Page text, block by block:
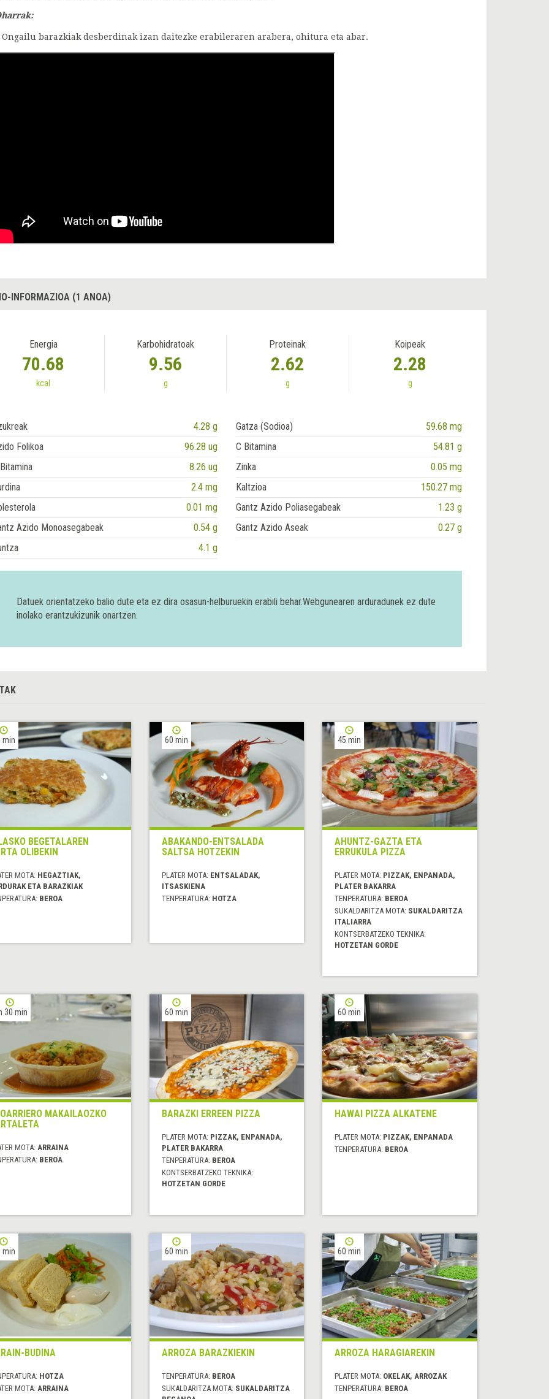
Ongailu barazkiak desberdinak izan daitezke erabileraren arabera, ohitura eta abar.
INFORMAZIOA (1 ANOA)
Energia
70.68
kcal
Karbohidratoak
9.56
g
Proteinak
2.62
g
Koipeak
2.28
g
4.28 g Gatza (Sodioa)
59.68 mg
Folikoa
96.28 ug C Bitamina
54.81 g
8.26 ug Zinka
0.05 mg
2.4 mg Kaltzioa
150.27 mg
0.01 mg Gantz Azido Poliasegabeak
1.23 g
Azido Monoasegabeak
0.54 g Gantz Azido Aseak
0.27 g
4.1 g
Datuek orientatzeko balio dute eta ez dira osasun-helburuekin erabili behar.Webgunearen arduradunek ez dute
inolako erantzukizunik onartzen.
min
BEGETALAREN
OLIBEKIN
MOTA: HEGAZTIAK,
ETA BARAZKIAK
BEROA
60 min
ABAKANDO-ENTSALADA
SALTSA HOTZEKIN
PLATER MOTA: ENTSALADAK,
ITSASKIENA
TENPERATURA: HOTZA
45 min
AHUNTZ-GAZTA ETA
ERRUKULA PIZZA
PLATER MOTA: PIZZAK, ENPANADA,
PLATER BAKARRA
TENPERATURA: BEROA
SUKALDARITZA MOTA: SUKALDARITZA
ITALIARRA
KONTSERBATZEKO TEKNIKA:
HOTZETAN GORDE
30 min
MAKAILAOZKO
MOTA: ARRAINA
BEROA
60 min
BARAZKI ERREEN PIZZA
PLATER MOTA: PIZZAK, ENPANADA,
PLATER BAKARRA
TENPERATURA: BEROA
KONTSERBATZEKO TEKNIKA:
HOTZETAN GORDE
60 min
HAWAI PIZZA ALKATENE
PLATER MOTA: PIZZAK, ENPANADA
TENPERATURA: BEROA
min
BUDINA
HOTZA
MOTA: ARRAINA
60 min
ARROZA BARAZKIEKIN
TENPERATURA: BEROA
SUKALDARITZA MOTA: SUKALDARITZA
60 min
ARROZA HARAGIAREKIN
PLATER MOTA: OKELAK, ARROZAK
TENPERATURA: BEROA